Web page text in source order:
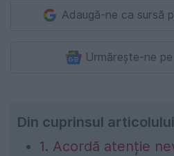
Adaugă-ne ca sursă
Urmărește-ne
Din cuprinsul articolului
1. Acordă atenție